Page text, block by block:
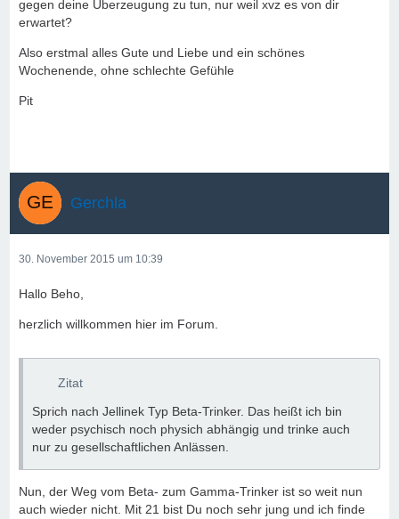
gegen deine Überzeugung zu tun, nur weil xvz es von dir
erwartet?
Also erstmal alles Gute und Liebe und ein schönes
Wochenende, ohne schlechte Gefühle
Pit
Gerchla
30. November 2015 um 10:39
Hallo Beho,
herzlich willkommen hier im Forum.
Zitat
Sprich nach Jellinek Typ Beta-Trinker. Das heißt ich bin
weder psychisch noch physich abhängig und trinke auch
nur zu gesellschaftlichen Anlässen.
Nun, der Weg vom Beta- zum Gamma-Trinker ist so weit nun
auch wieder nicht. Mit 21 bist Du noch sehr jung und ich finde